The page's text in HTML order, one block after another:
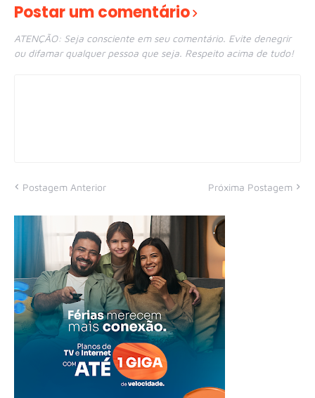
Postar um comentário
ATENÇÃO: Seja consciente em seu comentário. Evite denegrir
ou difamar qualquer pessoa que seja. Respeito acima de tudo!
Postagem Anterior Próxima Postagem